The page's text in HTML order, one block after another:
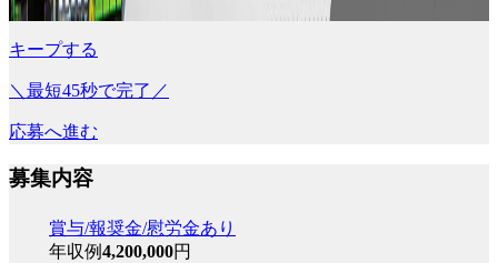
キープする
＼最短45秒で完了／
応募へ進む
募集内容
賞与/報奨金/慰労金あり
年収例4,200,000円